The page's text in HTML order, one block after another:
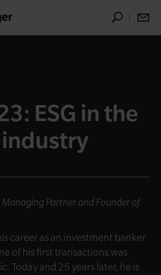
ESG in the
Managing Partner and Founder of
career as an investment banker
of his first transactions was
Today and 25 years later, he is